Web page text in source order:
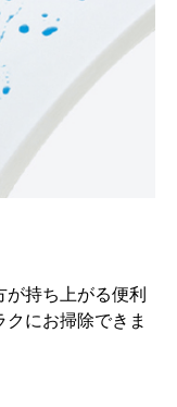
持ち上がる便利
にお掃除できま